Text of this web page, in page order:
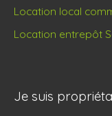
Location local
Location entrepôt
Je suis